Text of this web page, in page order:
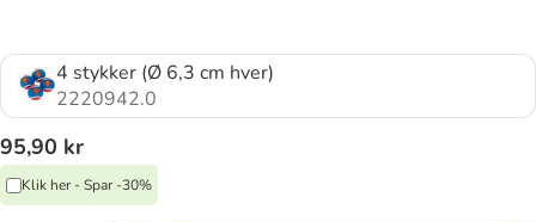
4 stykker (Ø 6,3 cm hver)
2220942.0
95,90 kr
Klik her - Spar -30%